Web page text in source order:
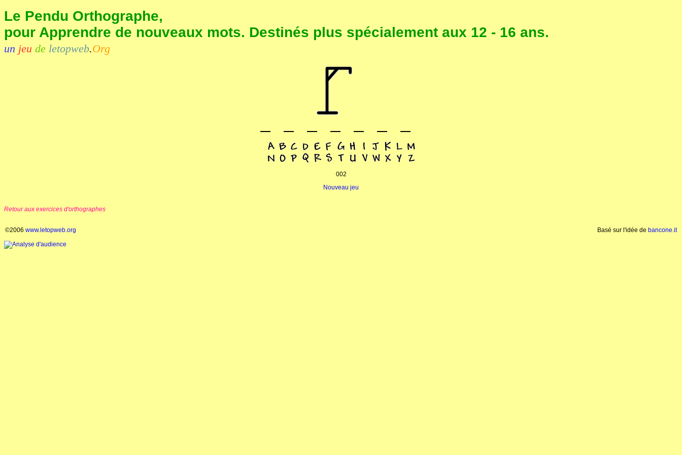
Le Pendu Orthographe,
pour Apprendre de nouveaux mots. Destinés plus spécialement aux 12 - 16 ans.
un jeu de letopweb.Org
002
Nouveau jeu
Retour aux exercices d'orthographes
©2006 www.letopweb.org Basé sur l'idée de bancone.it